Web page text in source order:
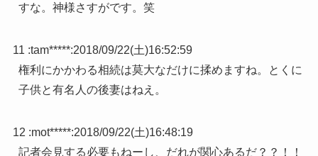
すな。神様さすがです。笑
11 :tam*****:2018/09/22(土)16:52:59
権利にかかわる相続は莫大なだけに揉めますね。とくに
子供と有名人の後妻はねえ。
12 :mot*****:2018/09/22(土)16:48:19
記者会見する必要もねーし、だれが関心あるだ？？！！